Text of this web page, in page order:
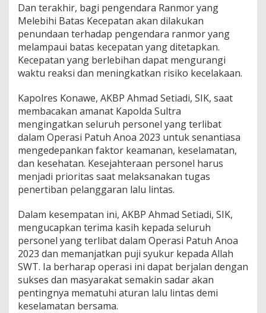
Dan terakhir, bagi pengendara Ranmor yang
Melebihi Batas Kecepatan akan dilakukan
penundaan terhadap pengendara ranmor yang
melampaui batas kecepatan yang ditetapkan.
Kecepatan yang berlebihan dapat mengurangi
waktu reaksi dan meningkatkan risiko kecelakaan.
Kapolres Konawe, AKBP Ahmad Setiadi, SIK, saat
membacakan amanat Kapolda Sultra
mengingatkan seluruh personel yang terlibat
dalam Operasi Patuh Anoa 2023 untuk senantiasa
mengedepankan faktor keamanan, keselamatan,
dan kesehatan. Kesejahteraan personel harus
menjadi prioritas saat melaksanakan tugas
penertiban pelanggaran lalu lintas.
Dalam kesempatan ini, AKBP Ahmad Setiadi, SIK,
mengucapkan terima kasih kepada seluruh
personel yang terlibat dalam Operasi Patuh Anoa
2023 dan memanjatkan puji syukur kepada Allah
SWT. Ia berharap operasi ini dapat berjalan dengan
sukses dan masyarakat semakin sadar akan
pentingnya mematuhi aturan lalu lintas demi
keselamatan bersama.